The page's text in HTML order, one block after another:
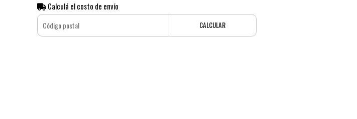
Calculá el costo de envío
CALCULAR